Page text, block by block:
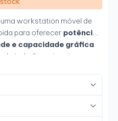
uma workstation móvel de
para oferecer potência
e capacidade gráfica
de trabalho exigentes.
RAM, SSD NVMe de
fluida em CAD,
intensiva. O seu